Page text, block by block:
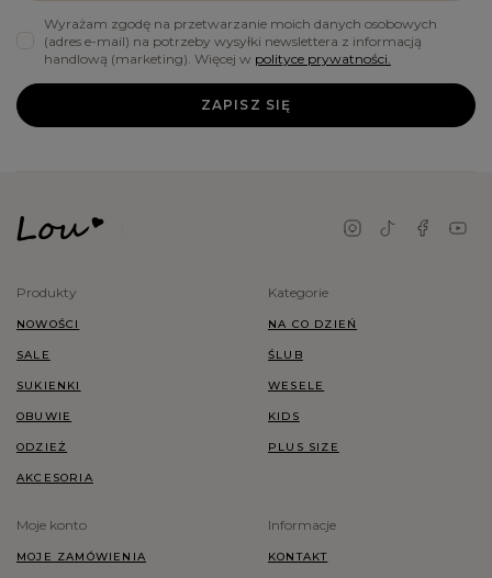
Wyrażam zgodę na przetwarzanie moich danych osobowych
(adres e-mail) na potrzeby wysyłki newslettera z informacją
handlową (marketing). Więcej w polityce prywatności.
ZAPISZ SIĘ
Produkty
NOWOŚCI
SALE
SUKIENKI
OBUWIE
ODZIEŻ
AKCESORIA
Kategorie
NA CO DZIEŃ
ŚLUB
WESELE
KIDS
PLUS SIZE
Moje konto
MOJE ZAMÓWIENIA
Informacje
KONTAKT